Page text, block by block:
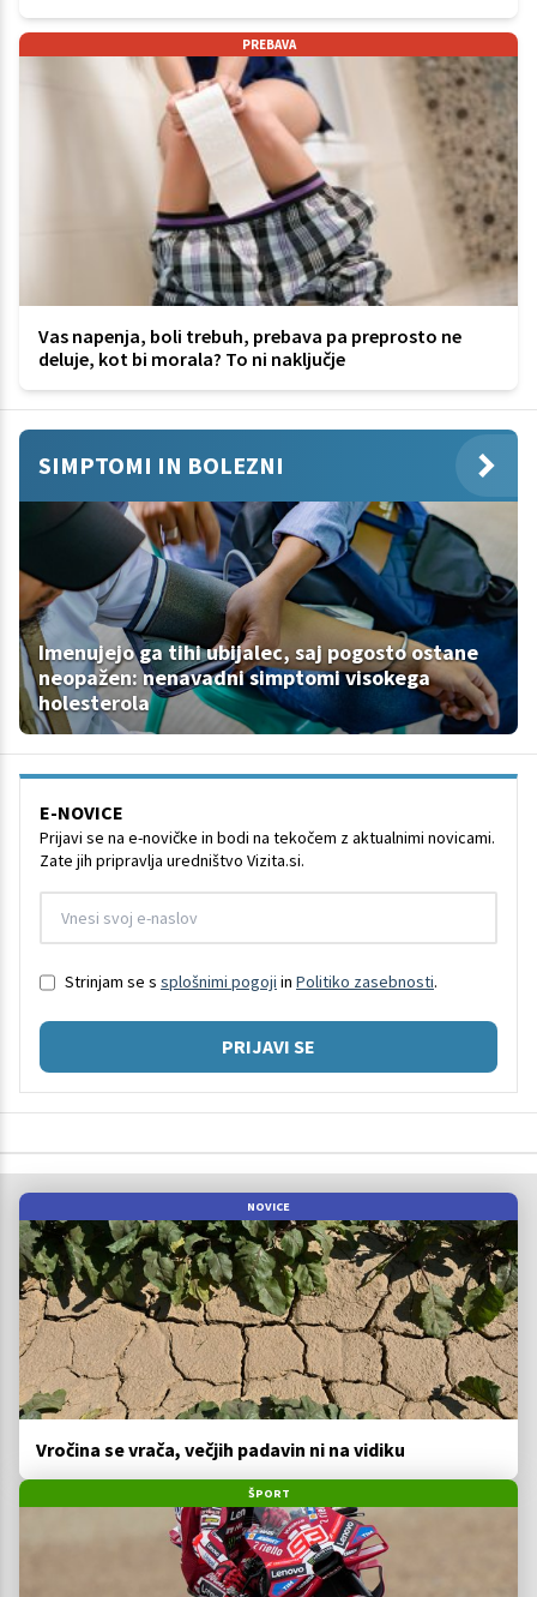
PREBAVA
Vas napenja, boli trebuh, prebava pa preprosto ne
deluje, kot bi morala? To ni naključje
SIMPTOMI IN BOLEZNI
Imenujejo ga tihi ubijalec, saj pogosto ostane
neopažen: nenavadni simptomi visokega
holesterola
E-NOVICE
Prijavi se na e-novičke in bodi na tekočem z aktualnimi novicami.
Zate jih pripravlja uredništvo Vizita.si.
Strinjam se s splošnimi pogoji in Politiko zasebnosti.
PRIJAVI SE
NOVICE
Vročina se vrača, večjih padavin ni na vidiku
ŠPORT